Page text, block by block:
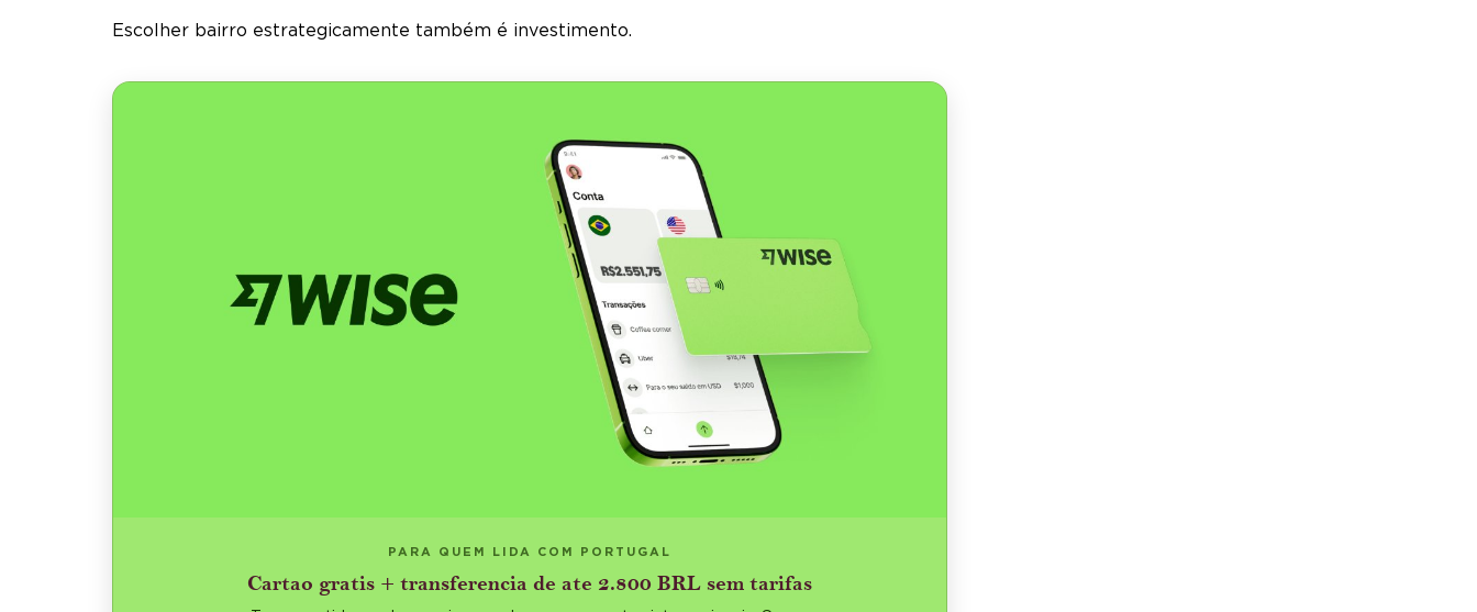
Escolher bairro estrategicamente também é investimento.
PARA QUEM LIDA COM PORTUGAL
Cartao gratis + transferencia de ate 2.800 BRL sem tarifas